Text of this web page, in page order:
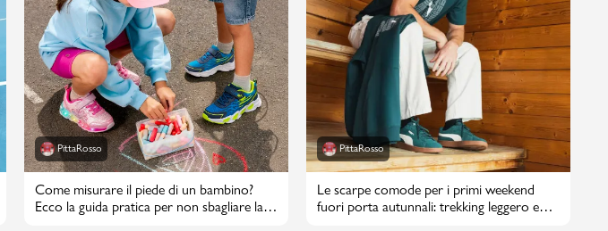
PittaRosso
Come misurare il piede di un bambino?
Ecco la guida pratica per non sbagliare la
PittaRosso
Le scarpe comode per i primi weekend
fuori porta autunnali: trekking leggero e